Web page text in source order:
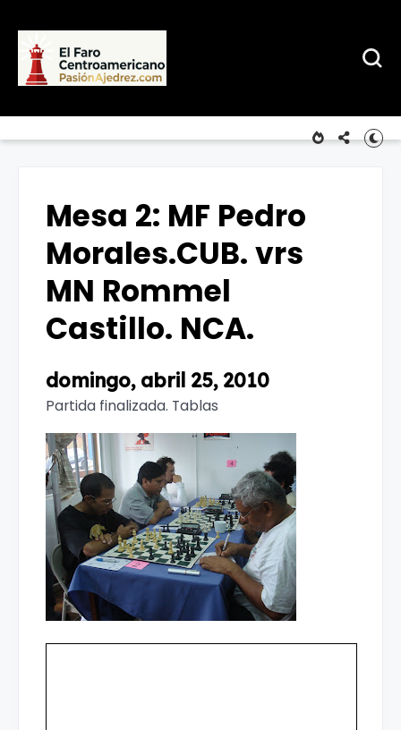
Mesa 2: MF Pedro
Morales.CUB. vrs
MN Rommel
Castillo. NCA.
domingo, abril 25, 2010
Partida finalizada. Tablas